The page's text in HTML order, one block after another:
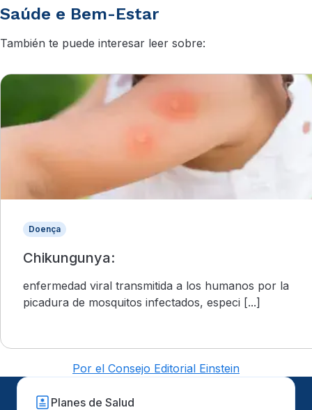
Saúde e Bem-Estar
También te puede interesar leer sobre:
Doença
Chikungunya:
enfermedad viral transmitida a los humanos por la
picadura de mosquitos infectados, especi [...]
Por el Consejo Editorial Einstein
Planes de Salud